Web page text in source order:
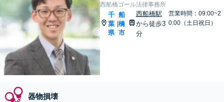
西船橋ゴール法律事務所
千
葉
県
|
船
橋
市
西船橋駅
から徒歩3
分
営業時間：09:00~2
0:00（土日祝日）
器物損壊